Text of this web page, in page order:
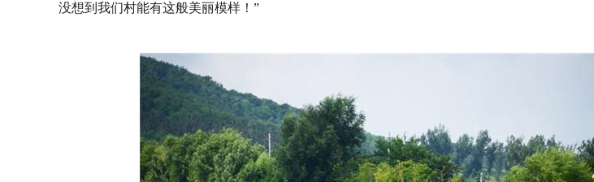
没想到我们村能有这般美丽模样！”